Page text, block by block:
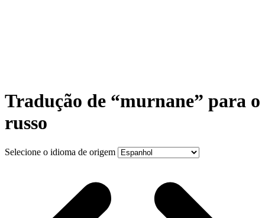
Tradução de “murnane” para o
russo
Selecione o idioma de origem